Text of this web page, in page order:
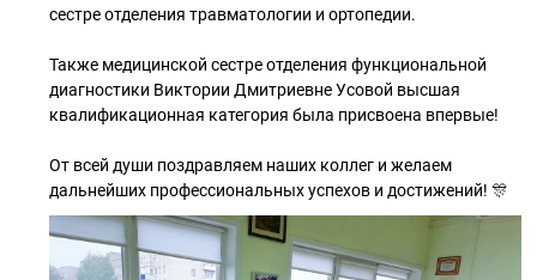
сестре отделения травматологии и ортопедии.
Также медицинской сестре отделения функциональной
диагностики Виктории Дмитриевне Усовой высшая
квалификационная категория была присвоена впервые!
От всей души поздравляем наших коллег и желаем
дальнейших профессиональных успехов и достижений! 🎊